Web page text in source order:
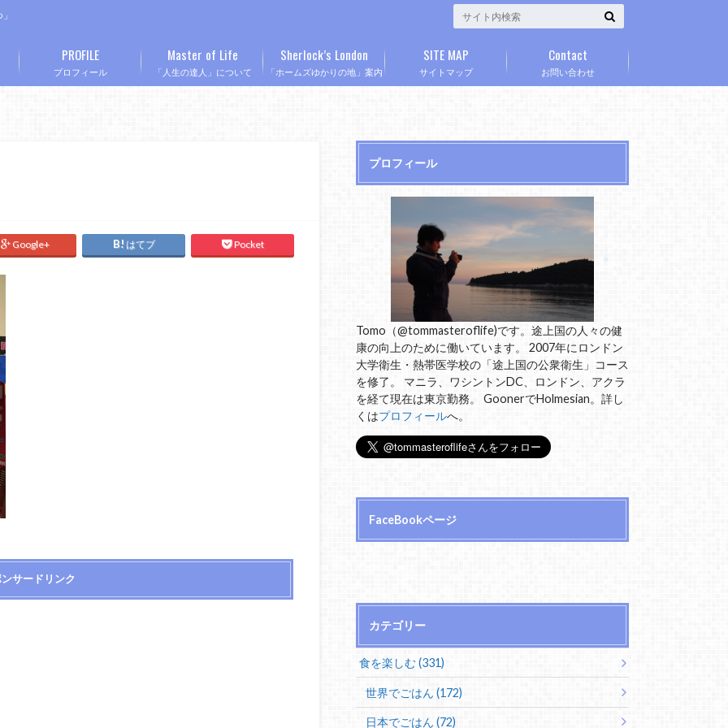
プロフィール
PROFILE
「人生の達人」について
Master of Life
「ホームズゆかりの地」案内
Sherlock’s London
サイトマップ
SITE MAP
お問い合わせ
Contact
Google+ はてブ Pocket
サードリンク
プロフィール
Tomo（@tommasteroflife)です。途上国の人々の健
康の向上のために働いています。 2007年にロンドン
大学衛生・熱帯医学校の「途上国の公衆衛生」コース
を修了。 マニラ、ワシントンDC、ロンドン、アクラ
を経て現在は東京勤務。 GoonerでHolmesian。詳し
くはプロフィールへ。
FaceBookページ
カテゴリー
食を楽しむ (331)
世界でごはん (172)
日本でごはん (72)